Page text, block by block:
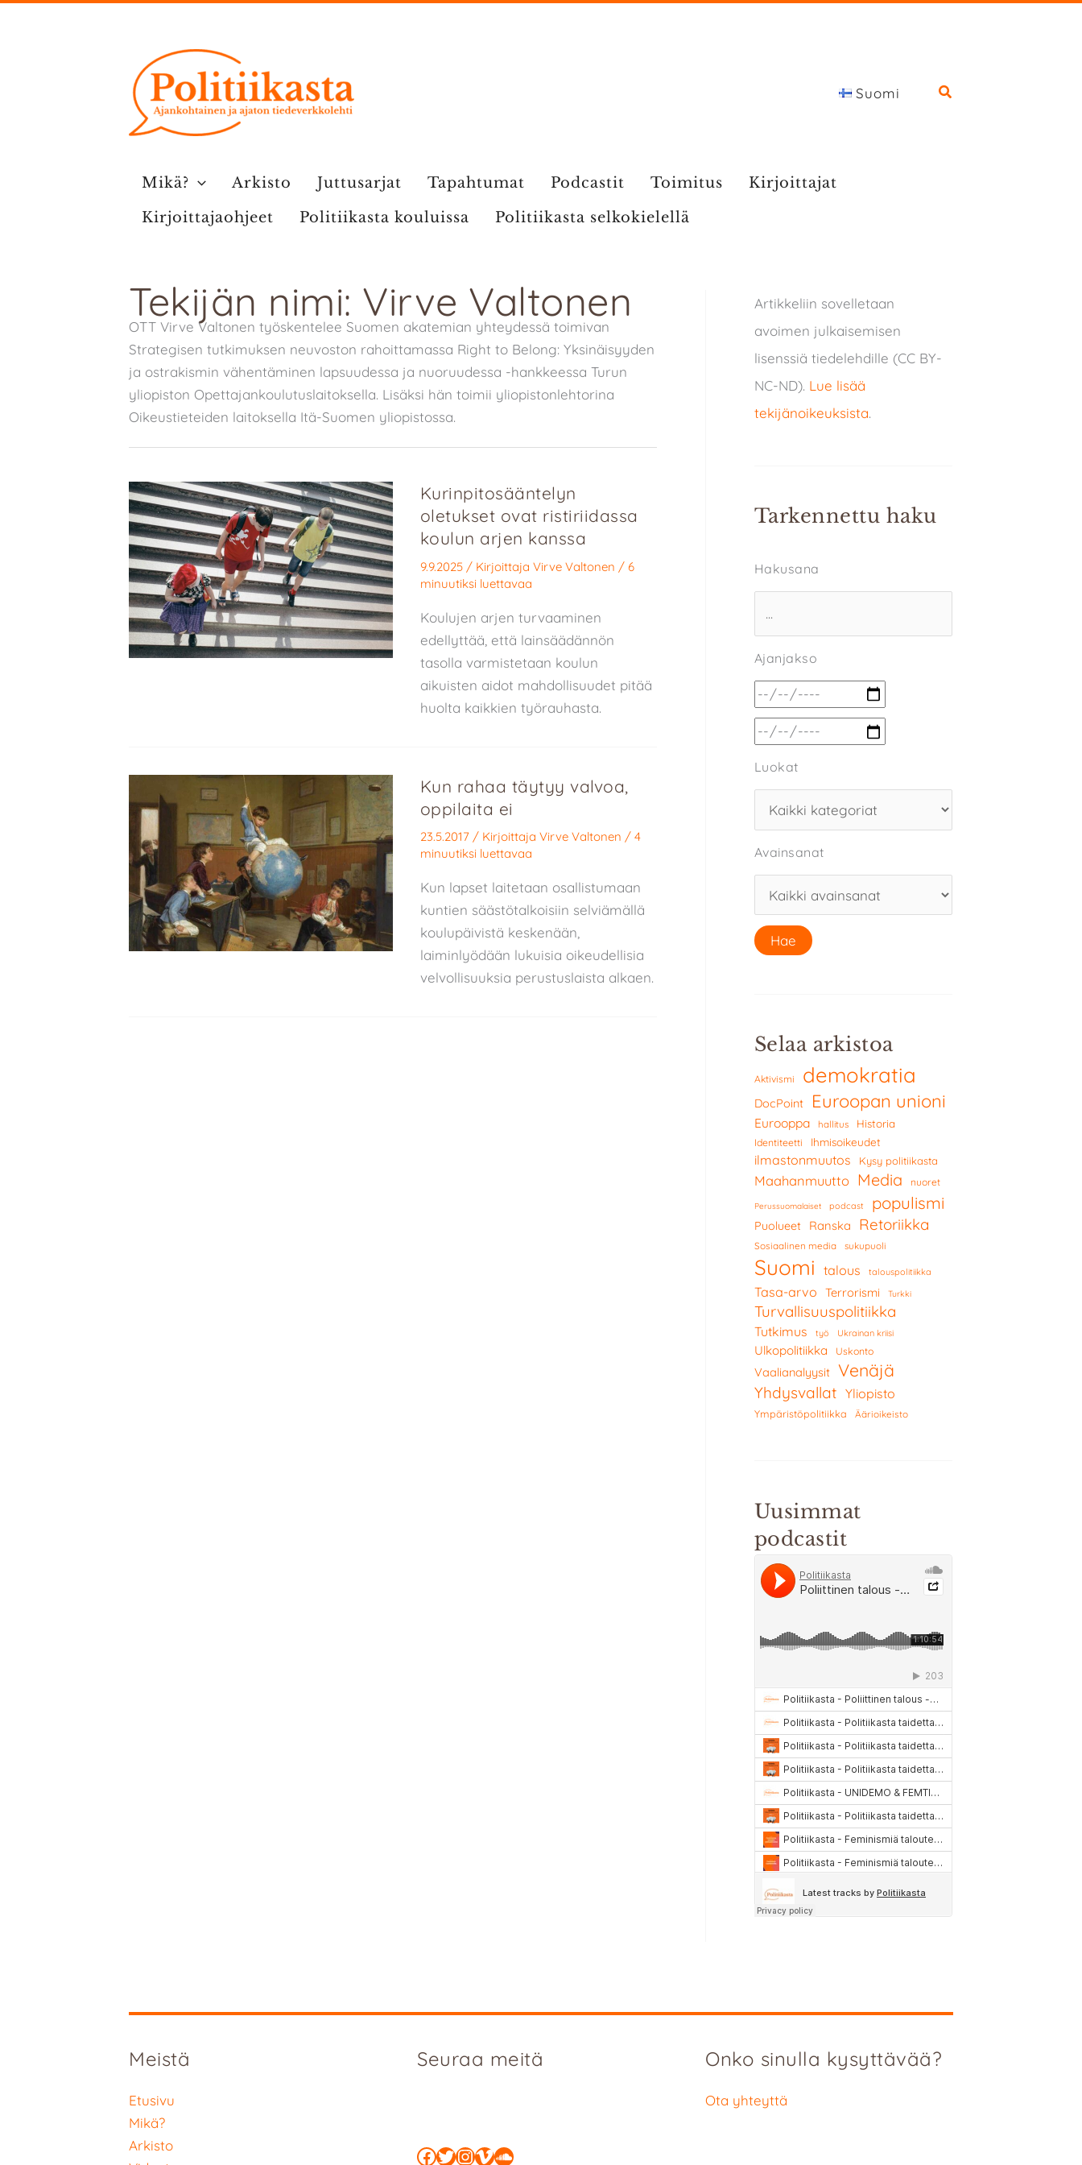
Suomi
Mikä? Arkisto Juttusarjat Tapahtumat Podcastit Toimitus
Kirjoittajat
Kirjoittajaohjeet
Politiikasta kouluissa Politiikasta selkokielellä
Tekijän nimi: Virve Valtonen
OTT Virve Valtonen työskentelee Suomen akatemian yhteydessä toimivan
Strategisen tutkimuksen neuvoston rahoittamassa Right to Belong: Yksinäisyyden
ja ostrakismin vähentäminen lapsuudessa ja nuoruudessa -hankkeessa Turun
yliopiston Opettajankoulutuslaitoksella. Lisäksi hän toimii yliopistonlehtorina
Oikeustieteiden laitoksella Itä-Suomen yliopistossa.
Kurinpitosääntelyn
oletukset ovat ristiriidassa
koulun arjen kanssa
9.9.2025 / Kirjoittaja Virve Valtonen / 6
minuutiksi luettavaa
Koulujen arjen turvaaminen
edellyttää, että lainsäädännön
tasolla varmistetaan koulun
aikuisten aidot mahdollisuudet pitää
huolta kaikkien työrauhasta.
Kun rahaa täytyy valvoa,
oppilaita ei
23.5.2017 / Kirjoittaja Virve Valtonen / 4
minuutiksi luettavaa
Kun lapset laitetaan osallistumaan
kuntien säästötalkoisiin selviämällä
koulupäivistä keskenään,
laiminlyödään lukuisia oikeudellisia
velvollisuuksia perustuslaista alkaen.
Artikkeliin sovelletaan
avoimen julkaisemisen
lisenssiä tiedelehdille (CC BY-
NC-ND). Lue lisää
tekijänoikeuksista.
Tarkennettu haku
Hakusana
Ajanjakso
Luokat
Avainsanat
Selaa arkistoa
Aktivismi demokratia
DocPoint Euroopan unioni
Eurooppa hallitus Historia
Identiteetti Ihmisoikeudet
ilmastonmuutos Kysy politiikasta
Maahanmuutto Media nuoret
Perussuomalaiset podcast populismi
Puolueet Ranska Retoriikka
Sosiaalinen media sukupuoli
Suomi talous talouspolitiikka
Tasa-arvo Terrorismi Turkki
Turvallisuuspolitiikka
Tutkimus työ Ukrainan kriisi
Ulkopolitiikka Uskonto
Vaalianalyysit Venäjä
Yhdysvallat Yliopisto
Ympäristöpolitiikka Äärioikeisto
Uusimmat
podcastit
Meistä
Etusivu
Mikä?
Arkisto
Seuraa meitä
Facebook
Twitter
Instagram
Vimeo
SoundCloud
Onko sinulla kysyttävää?
Ota yhteyttä